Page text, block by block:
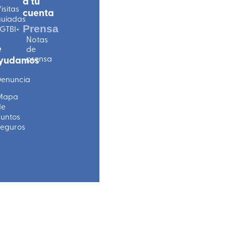
cuenta
Prensa
Notas
de
prensa